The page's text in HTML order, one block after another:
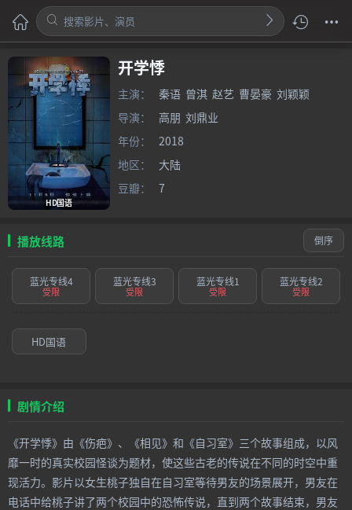
HD国语
开学悸
主演： 秦语 曾淇 赵艺 曹晏豪 刘颖颖
导演：
高朋 刘鼎业
年份：
2018
地区：
大陆
豆瓣：
7
播放线路 倒序
蓝光专线4
受限
蓝光专线3
受限
蓝光专线1
受限
蓝光专线2
受限
HD国语
剧情介绍
《开学悸》由《伤疤》、《相见》和《自习室》三个故事组成，以风
靡一时的真实校园怪谈为题材，使这些古老的传说在不同的时空中重
现活力。影片以女生桃子独自在自习室等待男友的场景展开，男友在
电话中给桃子讲了两个校园中的恐怖传说，直到两个故事结束，男友